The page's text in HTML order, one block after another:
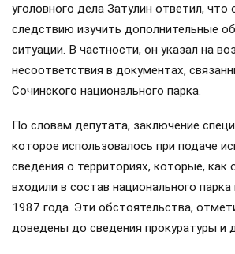
уголовного дела Затулин ответил, что
следствию изучить дополнительные
ситуации. В частности, он указал на
несоответствия в документах,
Сочинского национального парка.
По словам депутата, заключение
которое использовалось при подаче
сведения о территориях, которые, как
входили в состав национального парка
1987 года. Эти обстоятельства,
доведены до сведения прокуратуры и